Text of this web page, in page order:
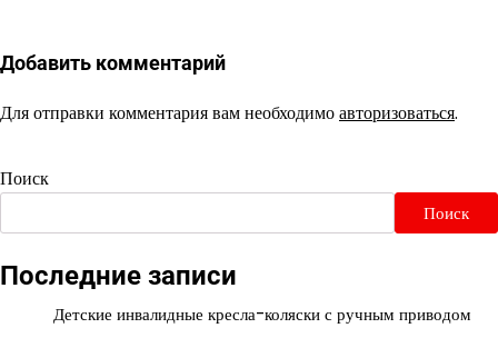
Добавить комментарий
Для отправки комментария вам необходимоавторизоваться.
Поиск
Поиск
Последние записи
Детские инвалидные кресла-коляски с ручным приводом